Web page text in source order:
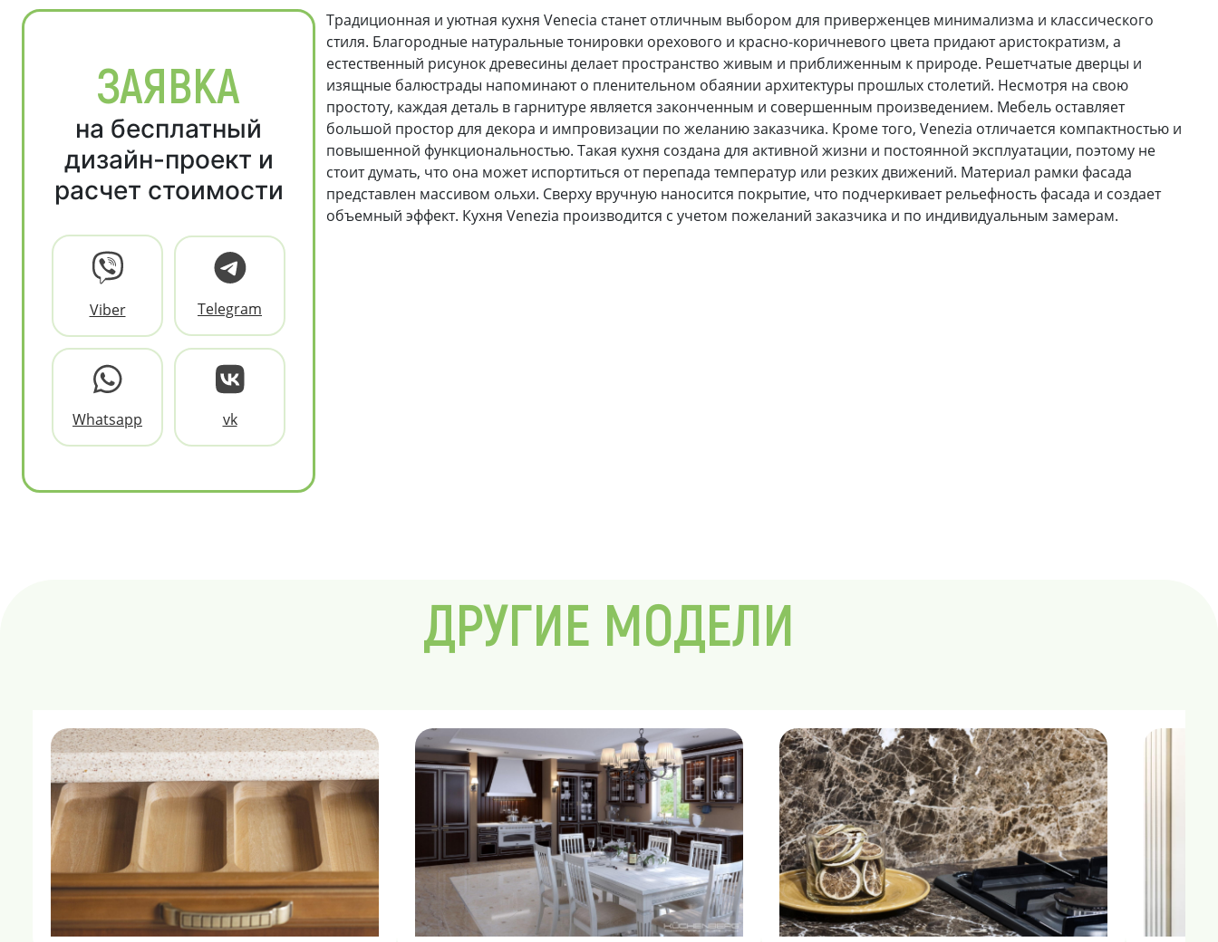
ЗАЯВКА
на бесплатный
дизайн-проект и
расчет стоимости
Viber Telegram
Whatsapp vk
Традиционная и уютная кухня Veneсia станет отличным выбором для приверженцев минимализма и классического
стиля. Благородные натуральные тонировки орехового и красно-коричневого цвета придают аристократизм, а
естественный рисунок древесины делает пространство живым и приближенным к природе. Решетчатые дверцы и
изящные балюстрады напоминают о пленительном обаянии архитектуры прошлых столетий. Несмотря на свою
простоту, каждая деталь в гарнитуре является законченным и совершенным произведением. Мебель оставляет
большой простор для декора и импровизации по желанию заказчика. Кроме того, Venezia отличается компактностью и
повышенной функциональностью. Такая кухня создана для активной жизни и постоянной эксплуатации, поэтому не
стоит думать, что она может испортиться от перепада температур или резких движений. Материал рамки фасада
представлен массивом ольхи. Сверху вручную наносится покрытие, что подчеркивает рельефность фасада и создает
объемный эффект. Кухня Venezia производится с учетом пожеланий заказчика и по индивидуальным замерам.
ДРУГИЕ МОДЕЛИ